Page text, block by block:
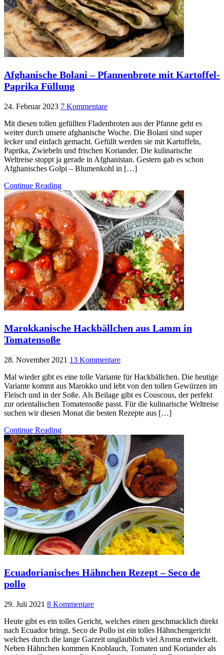
Afghanische Bolani – Pfannenbrote mit Kartoffel-
Paprika Füllung
24. Februar 2023 7 Kommentare
Mit diesen tollen gefüllten Fladenbroten aus der Pfanne geht es
weiter durch unsere afghanische Woche. Die Bolani sind super
lecker und einfach gemacht. Gefüllt werden sie mit Kartoffeln,
Paprika, Zwiebeln und frischen Koriander. Die kulinarische
Weltreise stoppt ja gerade in Afghanistan. Gestern gab es schon
Afghanisches Golpi – Blumenkohl in […]
Continue Reading
Marokkanische Hackbällchen aus Lamm in
Tomatensoße
28. November 2021 13 Kommentare
Mal wieder gibt es eine tolle Variante für Hackbällchen. Die heutige
Variante kommt aus Marokko und lebt von den tollen Gewürzen im
Fleisch und in der Soße. Als Beilage gibt es Couscous, der perfekt
zur orientalischen Tomatensoße passt. Für die kulinarische Weltreise
suchen wir diesen Monat die besten Rezepte aus […]
Continue Reading
Ecuadorianisches Hähnchen Rezept – Seco de
pollo
29. Juli 2021 8 Kommentare
Heute gibt es ein tolles Gericht, welches einen geschmacklich direkt
nach Ecuador bringt. Seco de Pollo ist ein tolles Hähnchengericht
welches durch die lange Garzeit unglaublich viel Aroma entwickelt.
Neben Hähnchen kommen Knoblauch, Tomaten und Koriander als